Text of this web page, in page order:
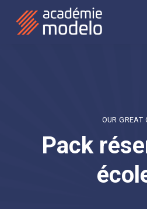
Nous
OUR GREAT
Pack